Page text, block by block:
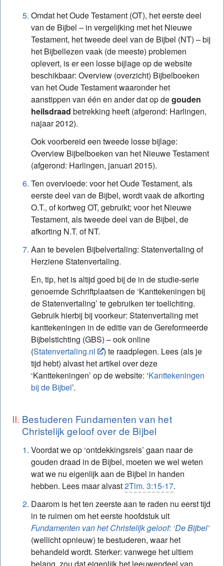
Omdat het Oude Testament (OT), het eerste deel
van de Bijbel – in vergelijking met het Nieuwe
Testament, het tweede deel van de Bijbel (NT) – bij
het Bijbellezen vaak (de meeste) problemen
oplevert, is er een losse bijlage op de website
beschikbaar: Overview (overzicht) Bijbelboeken
van het Oude Testament waaronder het
aanstippen van één en ander dat op degouden
heilsdraad betrekking heeft (afgerond: Harlingen,
najaar 2012).
Ook voorbereid een tweede losse bijlage:
Overview Bijbelboeken van het Nieuwe Testament
(afgerond: Harlingen, januari 2015).
Ten overvloede: voor het Oude Testament, als
eerste deel van de Bijbel, wordt vaak de afkorting
O.T., of kortweg OT, gebruikt; voor het Nieuwe
Testament, als tweede deel van de Bijbel, de
afkorting N.T. of NT.
Aan te bevelen Bijbelvertaling: Statenvertaling of
Herziene Statenvertaling.
En, tip, het is altijd goed bij de in de studie-serie
genoemde Schriftplaatsen de ‘Kanttekeningen bij
de Statenvertaling’ te gebruiken ter toelichting.
Gebruik hierbij bij voorkeur: Statenvertaling met
kanttekeningen in de editie van de Gereformeerde
Bijbelstichting (GBS) – ook online
(Statenvertaling.nl
) te raadplegen. Lees (als je
tijd hebt) alvast het artikel over deze
‘Kanttekeningen’ op de website: ‘Kanttekeningen
bij de Bijbel’.
Bestuderen Fundamenten van het
Christelijk geloof over de Bijbel
Voordat we op ‘ontdekkingsreis’ gaan naar de
gouden draad in de Bijbel, moeten we wel weten
wat we nu eigenlijk aan de Bijbel in handen
hebben. Lees maar alvast2Tim. 3:15-17.
Daarom is het ten zeerste aan te raden nu eerst tijd
in te ruimen om het eerste hoofdstuk uit
Fundamenten van het Christelijk geloof: ‘De Bijbel’
(wellicht opnieuw) te bestuderen, waar het
behandeld wordt. Sterker: vanwege het ultiem
belang, zou dat eigenlijk het leeuwendeel van